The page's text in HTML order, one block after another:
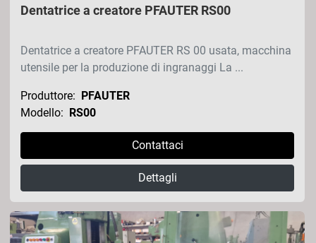
Dentatrice a creatore PFAUTER RS00
Dentatrice a creatore PFAUTER RS 00 usata, macchina
utensile per la produzione di ingranaggi La ...
Produttore: PFAUTER
Modello: RS00
Contattaci
Dettagli